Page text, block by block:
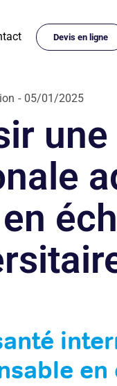
Devis en ligne
- 05/01/2025
en